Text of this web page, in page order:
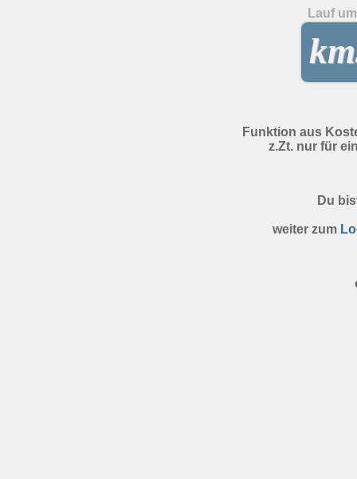
Lauf
Funktion aus
z.Zt. nur für
Du
weiter zum